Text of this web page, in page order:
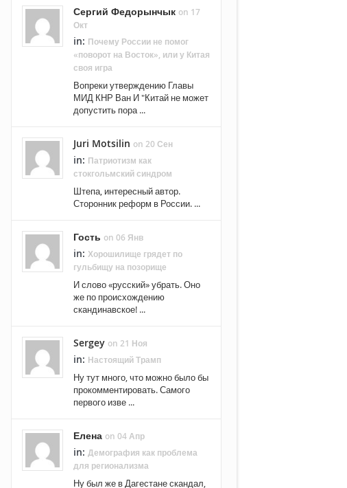
Сергий Федорынчык on 17
Окт
in: Почему России не помог
«поворот на Восток», или у Китая
своя игра
Вопреки утверждению Главы
МИД КНР Ван И "Китай не может
допустить пора ...
Juri Motsilin on 20 Сен
in: Патриотизм как
стокгольмский синдром
Штепа, интересный автор.
Сторонник реформ в России. ...
Гость on 06 Янв
in: Хорошилище грядет по
гульбищу на позорище
И слово «русский» убрать. Оно
же по происхождению
скандинавское! ...
Sergey on 21 Ноя
in: Настоящий Трамп
Ну тут много, что можно было бы
прокомментировать. Самого
первого изве ...
Елена on 04 Апр
in: Демография как проблема
для регионализма
Ну был же в Дагестане скандал,